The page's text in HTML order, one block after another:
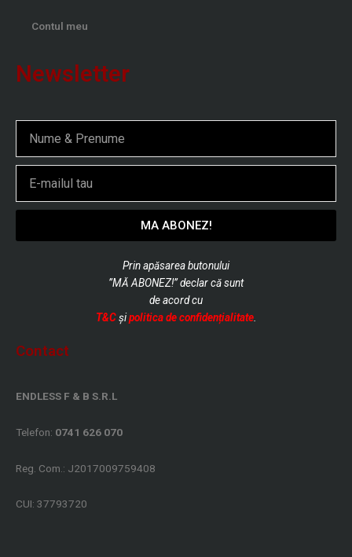
Contul meu
Newsletter
MA ABONEZ!
Prin apăsarea butonului
”MĂ ABONEZ!” declar că sunt
deacord cu
T&C și politica de confidențialitate.
Contact
ENDLESS F & B S.R.L
Telefon: 0741 626 070
Reg. Com.: J2017009759408
CUI: 37793720